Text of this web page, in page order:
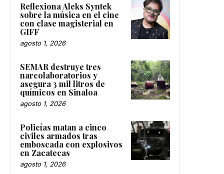
Reflexiona Aleks Syntek
sobre la música en el cine
con clase magisterial en
GIFF
agosto 1, 2026
SEMAR destruye tres
narcolaboratorios y
asegura 3 mil litros de
químicos en Sinaloa
agosto 1, 2026
Policías matan a cinco
civiles armados tras
emboscada con explosivos
en Zacatecas
agosto 1, 2026